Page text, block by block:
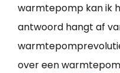
warmtepomp kan ik
antwoord hangt af
over een